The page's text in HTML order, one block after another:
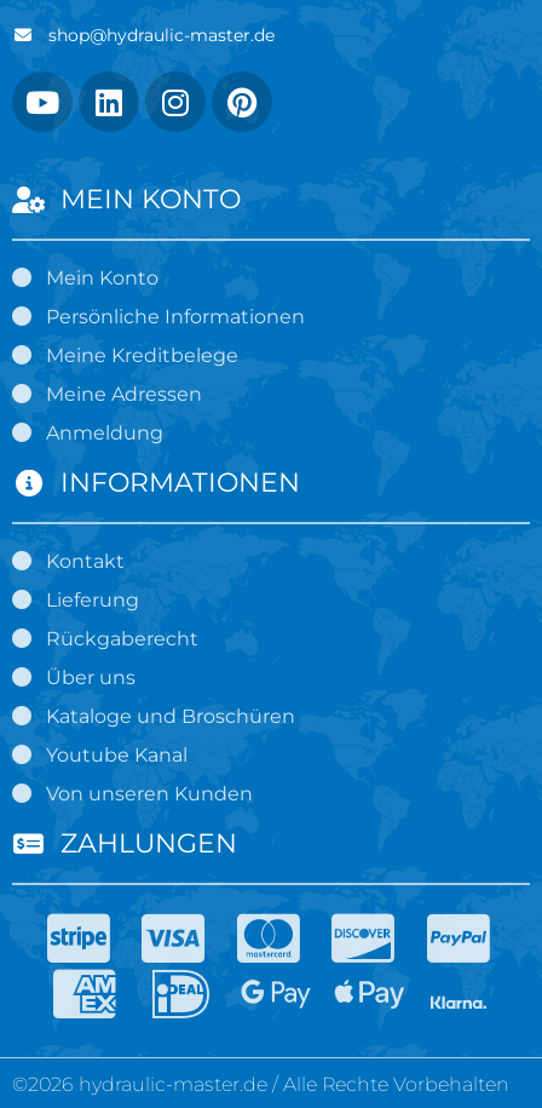
shop@hydraulic-master.de
MEIN KONTO
Mein Konto
Persönliche Informationen
Meine Kreditbelege
Meine Adressen
Anmeldung
INFORMATIONEN
Kontakt
Lieferung
Rückgaberecht
Über uns
Kataloge und Broschüren
Youtube Kanal
Von unseren Kunden
ZAHLUNGEN
©2026 hydraulic-master.de / Alle Rechte Vorbehalten